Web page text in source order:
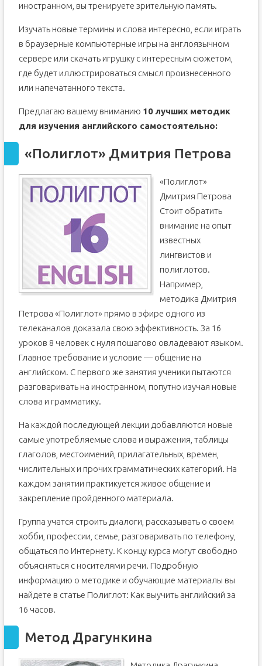
иностранном, вы тренируете зрительную память.
Изучать новые термины и слова интересно, если играть
в браузерные компьютерные игры на англоязычном
сервере или скачать игрушку с интересным сюжетом,
где будет иллюстрироваться смысл произнесенного
или напечатанного текста.
Предлагаю вашему вниманию 10 лучших методик
для изучения английского самостоятельно:
«Полиглот» Дмитрия Петрова
«Полиглот»
Дмитрия Петрова
Стоит обратить
внимание на опыт
известных
лингвистов и
полиглотов.
Например,
методика Дмитрия
Петрова «Полиглот» прямо в эфире одного из
телеканалов доказала свою эффективность. За 16
уроков 8 человек с нуля пошагово овладевают языком.
Главное требование и условие — общение на
английском. С первого же занятия ученики пытаются
разговаривать на иностранном, попутно изучая новые
слова и грамматику.
На каждой последующей лекции добавляются новые
самые употребляемые слова и выражения, таблицы
глаголов, местоимений, прилагательных, времен,
числительных и прочих грамматических категорий. На
каждом занятии практикуется живое общение и
закрепление пройденного материала.
Группа учатся строить диалоги, рассказывать о своем
хобби, профессии, семье, разговаривать по телефону,
общаться по Интернету. К концу курса могут свободно
объясняться с носителями речи. Подробную
информацию о методике и обучающие материалы вы
найдете в статье Полиглот: Как выучить английский за
16 часов.
Метод Драгункина